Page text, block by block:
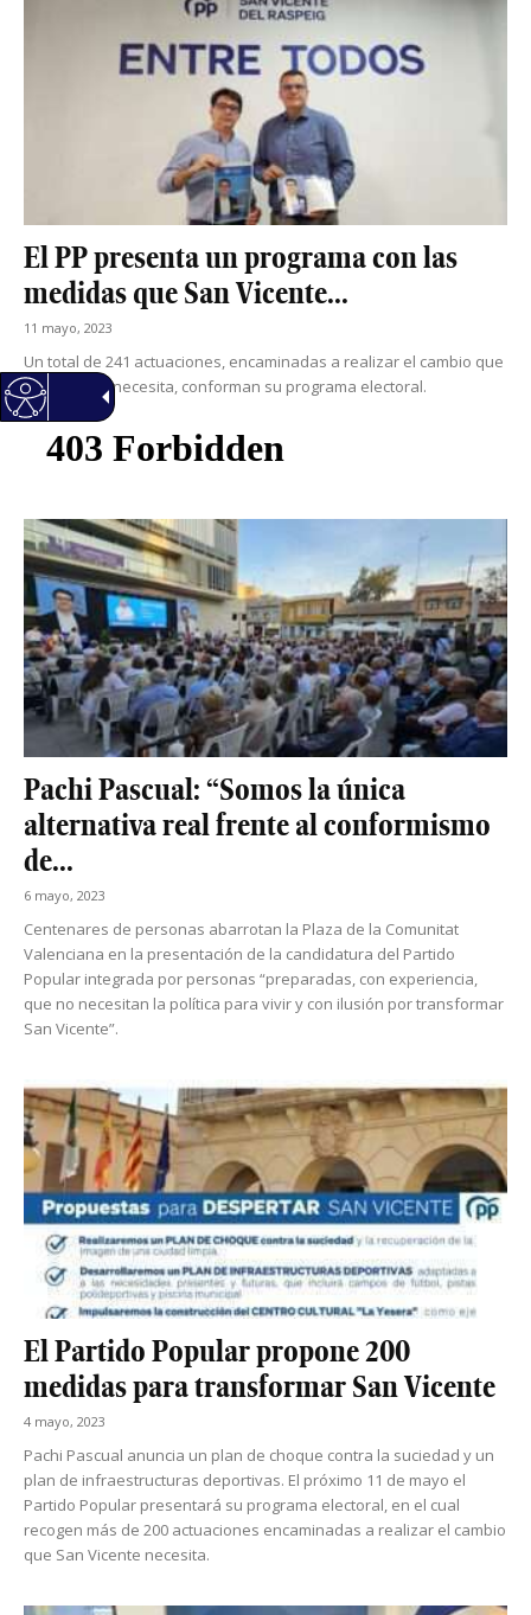
El PP presenta un programa con las
medidas que San Vicente...
11 mayo, 2023
Un total de 241 actuaciones, encaminadas a realizar el cambio que
San Vicente necesita, conforman su programa electoral.
Pachi Pascual: “Somos la única
alternativa real frente al conformismo
de...
6 mayo, 2023
Centenares de personas abarrotan la Plaza de la Comunitat
Valenciana en la presentación de la candidatura del Partido
Popular integrada por personas “preparadas, con experiencia,
que no necesitan la política para vivir y con ilusión por transformar
San Vicente”.
El Partido Popular propone 200
medidas para transformar San Vicente
4 mayo, 2023
Pachi Pascual anuncia un plan de choque contra la suciedad y un
plan de infraestructuras deportivas. El próximo 11 de mayo el
Partido Popular presentará su programa electoral, en el cual
recogen más de 200 actuaciones encaminadas a realizar el cambio
que San Vicente necesita.